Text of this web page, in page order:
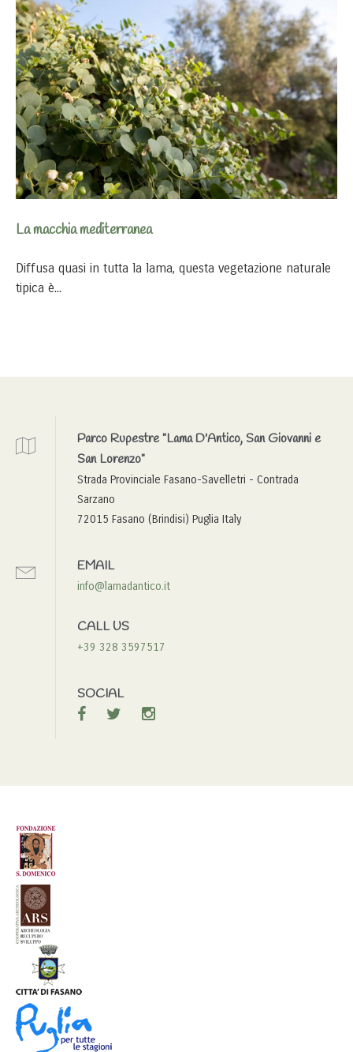
La macchia mediterranea
Diffusa quasi in tutta la lama, questa vegetazione naturale
tipica è...
Parco Rupestre "Lama D'Antico, San Giovanni e
San Lorenzo"
Strada Provinciale Fasano-Savelletri - Contrada
Sarzano
72015 Fasano (Brindisi) Puglia Italy
EMAIL
info@lamadantico.it
CALL US
+39 328 3597517
SOCIAL